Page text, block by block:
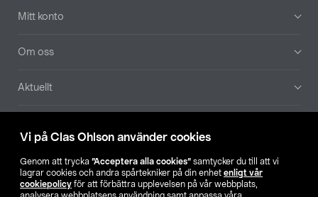
Vi på Clas Ohlson använder cookies
Genom att trycka ”Acceptera alla cookies” samtycker du till att vi
lagrar cookies och andra spårtekniker på din enhet enligt vår
cookiepolicy för att förbättra upplevelsen på vår webbplats,
Mitt konto
Om oss
Aktuellt
Hitta butik
SE NO FI